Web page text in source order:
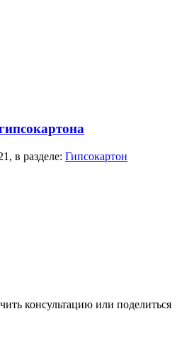
, в разделе: Гипсокартон
консультацию или поделиться